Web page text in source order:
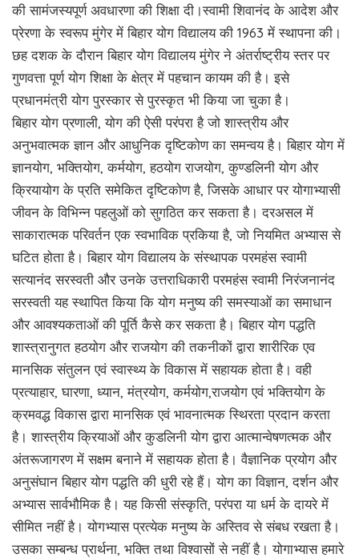
की सामंजस्यपूर्ण अवधारणा की शिक्षा दी।स्वामी शिवानंद के आदेश और
प्रेरणा के स्वरूप मुंगेर में बिहार योग विद्यालय की 1963 में स्थापना की।
छह दशक के दौरान बिहार योग विद्यालय मुंगेर ने अंतर्राष्ट्रीय स्तर पर
गुणवत्ता पूर्ण योग शिक्षा के क्षेत्र में पहचान कायम की है। इसे
प्रधानमंत्री योग पुरस्कार से पुरस्कृत भी किया जा चुका है।
बिहार योग प्रणाली, योग की ऐसी परंपरा है जो शास्त्रीय और
अनुभवात्मक ज्ञान और आधुनिक दृष्टिकोण का समन्वय है। बिहार योग में
ज्ञानयोग, भक्तियोग, कर्मयोग, हठयोग राजयोग, कुण्डलिनी योग और
क्रियायोग के प्रति समेकित दृष्टिकोण है, जिसके आधार पर योगाभ्यासी
जीवन के विभिन्न पहलुओं को सुगठित कर सकता है। दरअसल में
साकारात्मक परिवर्तन एक स्वभाविक प्रकिया है, जो नियमित अभ्यास से
घटित होता है। बिहार योग विद्यालय के संस्थापक परमहंस स्वामी
सत्यानंद सरस्वती और उनके उत्तराधिकारी परमहंस स्वामी निरंजनानंद
सरस्वती यह स्थापित किया कि योग मनुष्य की समस्याओं का समाधान
और आवश्यकताओं की पूर्ति कैसे कर सकता है। बिहार योग पद्धति
शास्त्रानुगत हठयोग और राजयोग की तकनीकों द्वारा शारीरिक एव
मानसिक संतुलन एवं स्वास्थ्य के विकास में सहायक होता है। वही
प्रत्याहार, घारणा, ध्यान, मंत्रयोग, कर्मयोग,राजयोग एवं भक्तियोग के
क्रमवद्ध विकास द्वारा मानसिक एवं भावनात्मक स्थिरता प्रदान करता
है। शास्त्रीय क्रियाओं और कुडलिनी योग द्वारा आत्मान्वेषणत्मक और
अंतरूजागरण में सक्षम बनाने में सहायक होता है। वैज्ञानिक प्रयोग और
अनुसंघान बिहार योग पद्धति की धुरी रहे हैं। योग का विज्ञान, दर्शन और
अभ्यास सार्वभौमिक है। यह किसी संस्कृति, परंपरा या धर्म के दायरे में
सीमित नहीं है। योगभ्यास प्रत्येक मनुष्य के अस्तिव से संबध रखता है।
उसका सम्बन्ध प्रार्थना, भक्ति तथा विश्वासों से नहीं है। योगाभ्यास हमारे